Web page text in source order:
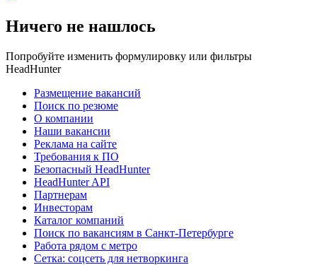
Ничего не нашлось
Попробуйте изменить формулировку или фильтры
HeadHunter
Размещение вакансий
Поиск по резюме
О компании
Наши вакансии
Реклама на сайте
Требования к ПО
Безопасный HeadHunter
HeadHunter API
Партнерам
Инвесторам
Каталог компаний
Поиск по вакансиям в Санкт-Петербурге
Работа рядом с метро
Сетка: соцсеть для нетворкинга